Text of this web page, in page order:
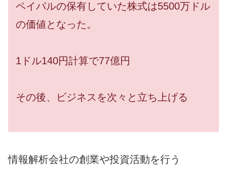
ペイパルの保有していた株式は5500万ドル
の価値となった。
1ドル140円計算で77億円
その後、ビジネスを次々と立ち上げる
情報解析会社の創業や投資活動を行う